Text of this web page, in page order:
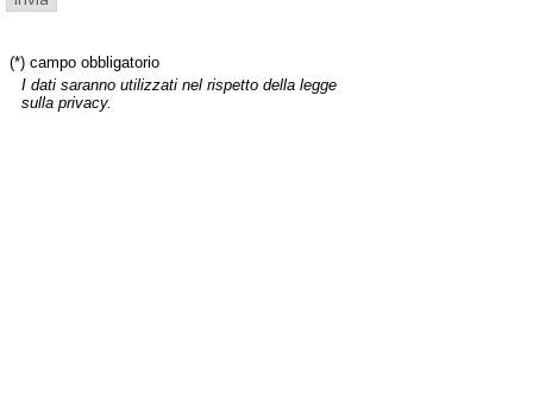
(*) campo obbligatorio
I dati saranno utilizzati nel rispetto della legge
sulla privacy.